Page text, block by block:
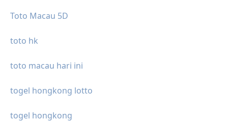
Toto Macau 5D
toto hk
toto macau hari ini
togel hongkong lotto
togel hongkong